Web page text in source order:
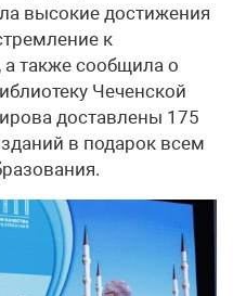
высокие достижения
к
также сообщила о
Чеченской
доставлены 175
в подарок всем